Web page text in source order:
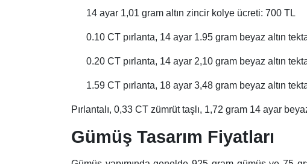
14 ayar 1,01 gram altın zincir kolye ücreti: 700 TL
0.10 CT pırlanta, 14 ayar 1.95 gram beyaz altın
0.20 CT pırlanta, 14 ayar 2,10 gram beyaz altın
1.59 CT pırlanta, 18 ayar 3,48 gram beyaz altın
Pırlantalı, 0,33 CT zümrüt taşlı, 1,72 gram 14 ayar
Gümüş Tasarım Fiyatları